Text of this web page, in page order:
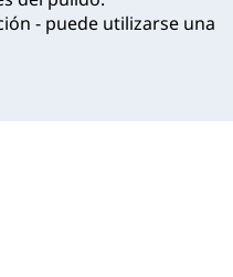
- puede utilizarse una